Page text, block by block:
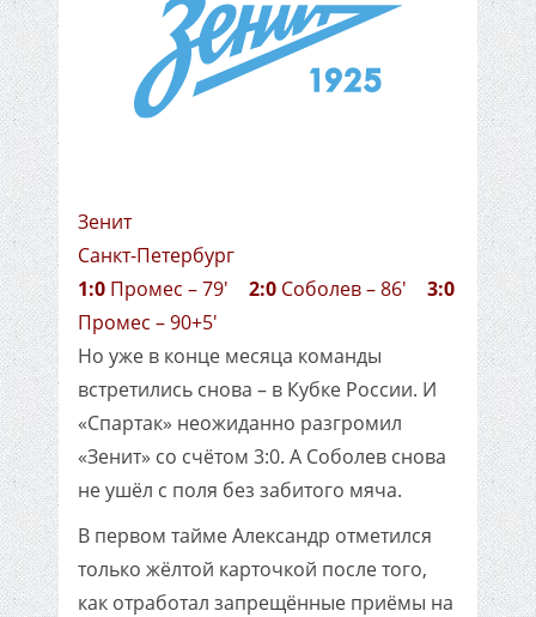
Зенит
Санкт-Петербург
1:0 Промес – 79' 2:0 Соболев – 86' 3:0
Промес – 90+5'
Но уже в конце месяца команды
встретились снова – в Кубке России. И
«Спартак» неожиданно разгромил
«Зенит» со счётом 3:0. А Соболев снова
не ушёл с поля без забитого мяча.
В первом тайме Александр отметился
только жёлтой карточкой после того,
как отработал запрещённые приёмы на